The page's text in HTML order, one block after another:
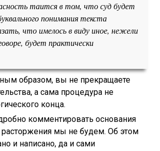
таится в том, что суд будет
понимания текста
что имелось в виду иное, нежели
будет практически
образом, вы не прекращаете
а сама процедура не
конца.
комментировать основания
расторжения мы не будем. Об этом
и написано, да и сами